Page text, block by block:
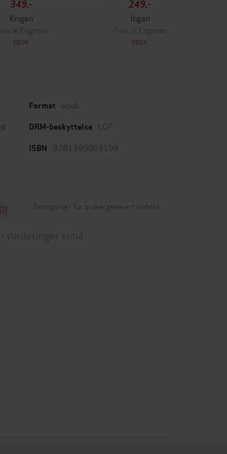
349,-
Krigen
Engman
EBOK
249,-
Ingen
Pascal Engman
EBOK
Format epub
DRM-beskyttelse LCP
ISBN 9781399803199
Betingelser for brukergenerert innhold
vurderinger ennå